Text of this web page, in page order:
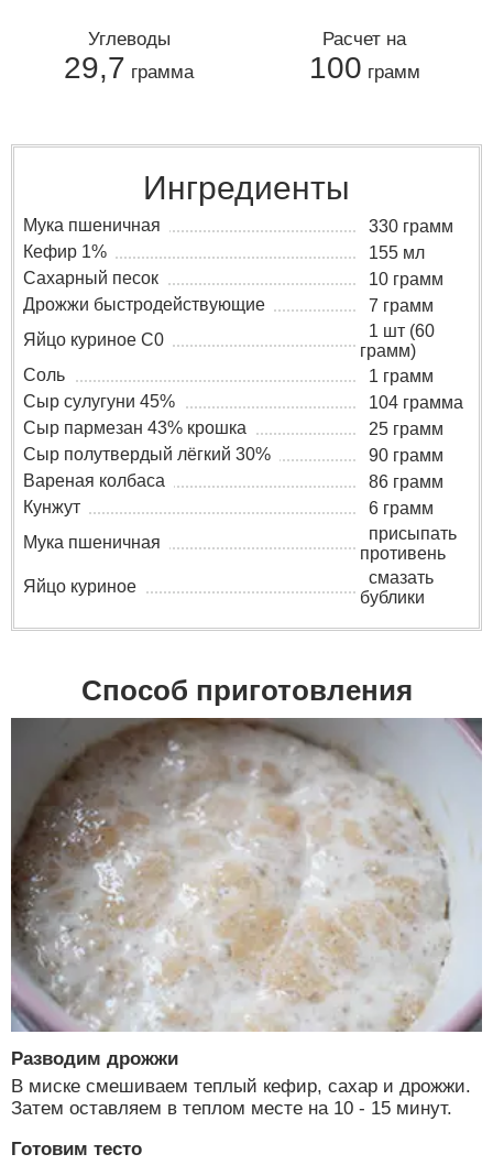
Углеводы
29,7 грамма
Расчет на
100 грамм
Ингредиенты
Мука пшеничная
330 грамм
Кефир 1%
155 мл
Сахарный песок
10 грамм
Дрожжи быстродействующие
7 грамм
Яйцо куриное C0
1 шт (60
грамм)
Соль
1 грамм
Сыр сулугуни 45%
104 грамма
Сыр пармезан 43% крошка
25 грамм
Сыр полутвердый лёгкий 30%
90 грамм
Вареная колбаса
86 грамм
Кунжут
6 грамм
Мука пшеничная
присыпать
противень
Яйцо куриное
смазать
бублики
Способ приготовления
Разводим дрожжи
В миске смешиваем теплый кефир, сахар и дрожжи.
Затем оставляем в теплом месте на 10 - 15 минут.
Готовим тесто